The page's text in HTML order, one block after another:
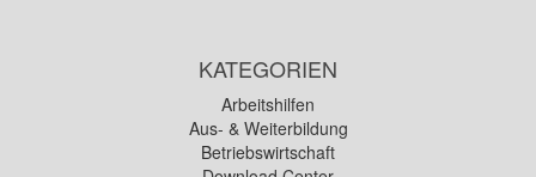
KATEGORIEN
Arbeitshilfen
Aus- & Weiterbildung
Betriebswirtschaft